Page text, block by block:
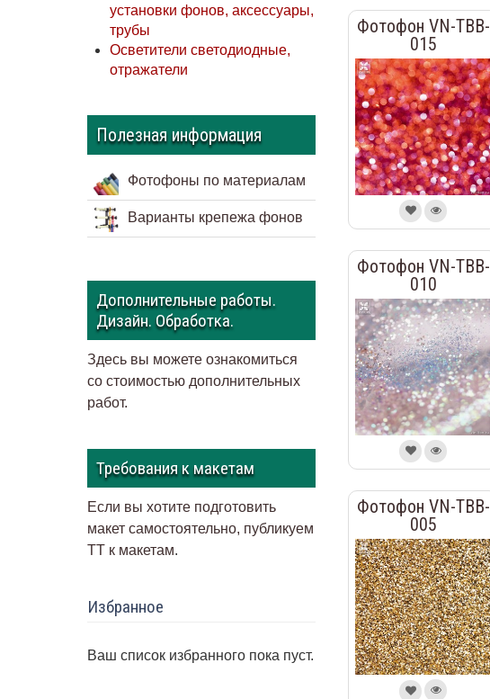
установки фонов, аксессуары,
трубы
Осветители светодиодные,
отражатели
Полезная информация
Фотофоны по материалам
Варианты крепежа фонов
Дополнительные работы.
Дизайн. Обработка.
Здесь вы можете ознакомиться
со стоимостью дополнительных
работ.
Требования к макетам
Если вы хотите подготовить
макет самостоятельно, публикуем
ТТ к макетам.
Избранное
Ваш список избранного пока пуст.
Фотофон VN-TBB-
015
Фотофон VN-TBB-
010
Фотофон VN-TBB-
005